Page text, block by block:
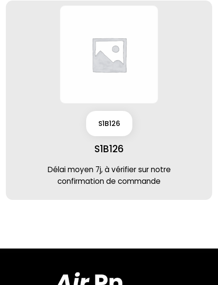
S1B126
S1B126
Délai moyen 7j, à vérifier sur notre
confirmation de commande